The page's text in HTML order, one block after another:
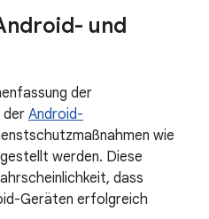
und
der
derAndroid-
wie
werden. Diese
dass
Geräten erfolgreich